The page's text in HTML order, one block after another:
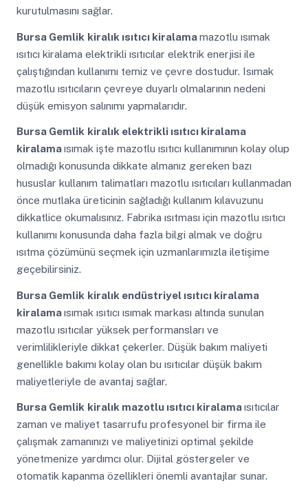
kurutulmasını sağlar.
Bursa Gemlik kiralık ısıtıcı kiralamamazotlu ısımak
ısıtıcı kiralama elektrikli ısıtıcılar elektrik enerjisi ile
çalıştığından kullanımı temiz ve çevre dostudur. Isımak
mazotlu ısıtıcıların çevreye duyarlı olmalarının nedeni
düşük emisyon salınımı yapmalarıdır.
Bursa Gemlik kiralık elektrikli ısıtıcı kiralama
kiralamaısımak işte mazotlu ısıtıcı kullanımının kolay olup
olmadığı konusunda dikkate almanız gereken bazı
hususlar kullanım talimatları mazotlu ısıtıcıları kullanmadan
önce mutlaka üreticinin sağladığı kullanım kılavuzunu
dikkatlice okumalısınız. Fabrika ısıtması için mazotlu ısıtıcı
kullanımı konusunda daha fazla bilgi almak ve doğru
ısıtma çözümünü seçmek için uzmanlarımızla iletişime
geçebilirsiniz.
Bursa Gemlik kiralık endüstriyel ısıtıcı kiralama
kiralamaısımak ısıtıcı ısımak markası altında sunulan
mazotlu ısıtıcılar yüksek performansları ve
verimlilikleriyle dikkat çekerler. Düşük bakım maliyeti
genellikle bakımı kolay olan bu ısıtıcılar düşük bakım
maliyetleriyle de avantaj sağlar.
Bursa Gemlik kiralık mazotlu ısıtıcı kiralamaısıtıcılar
zaman ve maliyet tasarrufu profesyonel bir firma ile
çalışmak zamanınızı ve maliyetinizi optimal şekilde
yönetmenize yardımcı olur. Dijital göstergeler ve
otomatik kapanma özellikleri önemli avantajlar sunar.